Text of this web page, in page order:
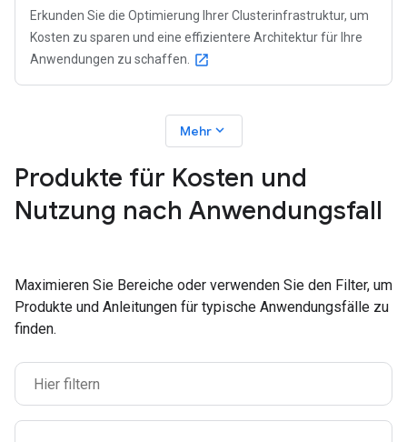
Erkunden Sie die Optimierung Ihrer Clusterinfrastruktur, um
Kosten zu sparen und eine effizientere Architektur für Ihre
Anwendungen zu schaffen.
open_in_new
Mehrexpand_more
Produkte für Kosten und
Nutzung nach Anwendungsfall
Maximieren Sie Bereiche oder verwenden Sie den Filter, um
Produkte und Anleitungen für typische Anwendungsfälle zu
finden.